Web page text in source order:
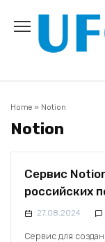
содержанию
Home » Notion
Notion
Сервис
российских
27.08.2024
Сервис для